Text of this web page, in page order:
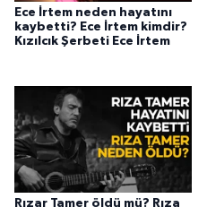
Ece İrtem neden hayatını
kaybetti? Ece İrtem kimdir?
Kızılcık Şerbeti Ece İrtem
Rızar Tamer öldü mü? Rıza